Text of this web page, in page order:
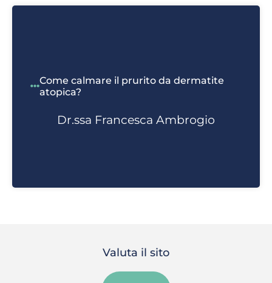
Come calmare il prurito da dermatite
atopica?
Dr.ssa Francesca Ambrogio
Valuta il sito